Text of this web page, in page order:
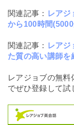
関連記事： レアジ
から100時間
関連記事： レアジ
た質の高い講師を
レアジョブの無
でぜひ登録して試